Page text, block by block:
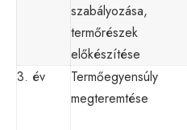
szabályozása,
termőrészek
előkészítése
3. év
Termőegyensúly
megteremtése